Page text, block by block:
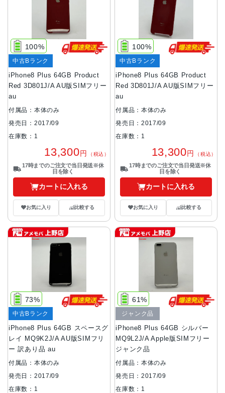
iPhone8 Plus 64GB Product
Red 3D801J/A AU版SIMフリー
au
100%
中古Bランク
付属品：本体のみ
発売日：2017/09
在庫数：1
13,300円 （税込）
17時までのご注文で当日発送※休
日を除く
カートに入れる
お気に入り 比較する
iPhone8 Plus 64GB Product
Red 3D801J/A AU版SIMフリー
au
100%
中古Bランク
付属品：本体のみ
発売日：2017/09
在庫数：1
13,300円 （税込）
17時までのご注文で当日発送※休
日を除く
カートに入れる
お気に入り 比較する
iPhone8 Plus 64GB スペースグ
レイ MQ9K2J/A AU版SIMフリ
ー 訳あり品 au
73%
中古Bランク
付属品：本体のみ
発売日：2017/09
在庫数：1
iPhone8 Plus 64GB シルバー
MQ9L2J/A Apple版SIMフリー
ジャンク品
61%
ジャンク品
付属品：本体のみ
発売日：2017/09
在庫数：1